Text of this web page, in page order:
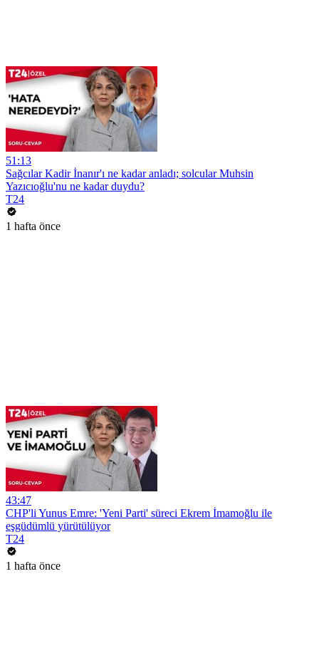
51:13
Sağcılar Kadir İnanır'ı ne kadar anladı; solcular Muhsin
Yazıcıoğlu'nu ne kadar duydu?
T24
1 hafta önce
43:47
CHP'li Yunus Emre: 'Yeni Parti' süreci Ekrem İmamoğlu ile
eşgüdümlü yürütülüyor
T24
1 hafta önce